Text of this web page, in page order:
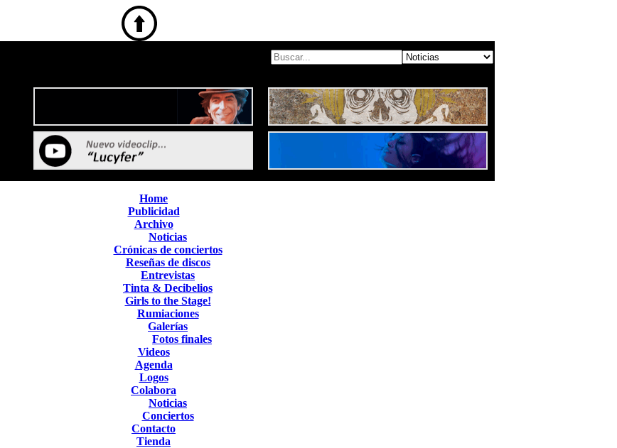
Home
Publicidad
Archivo
Noticias
Crónicas de conciertos
Reseñas de discos
Entrevistas
Tinta & Decibelios
Girls to the Stage!
Rumiaciones
Galerías
Fotos finales
Videos
Agenda
Logos
Colabora
Noticias
Conciertos
Contacto
Tienda